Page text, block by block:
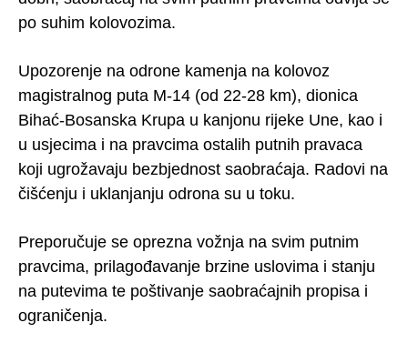
po suhim kolovozima.
Upozorenje na odrone kamenja na kolovoz
magistralnog puta M-14 (od 22-28 km), dionica
Bihać-Bosanska Krupa u kanjonu rijeke Une, kao i
u usjecima i na pravcima ostalih putnih pravaca
koji ugrožavaju bezbjednost saobraćaja. Radovi na
čišćenju i uklanjanju odrona su u toku.
Preporučuje se oprezna vožnja na svim putnim
pravcima, prilagođavanje brzine uslovima i stanju
na putevima te poštivanje saobraćajnih propisa i
ograničenja.